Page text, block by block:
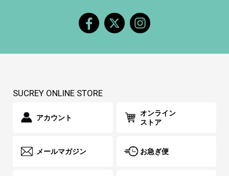
SUCREY ONLINE STORE
アカウント
オンライン
ストア
メールマガジン お急ぎ便